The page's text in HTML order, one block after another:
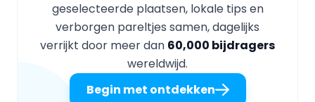
geselecteerde plaatsen, lokale tips en
verborgen pareltjes samen, dagelijks
verrijkt door meer dan 60,000 bijdragers
wereldwijd.
Begin met ontdekken